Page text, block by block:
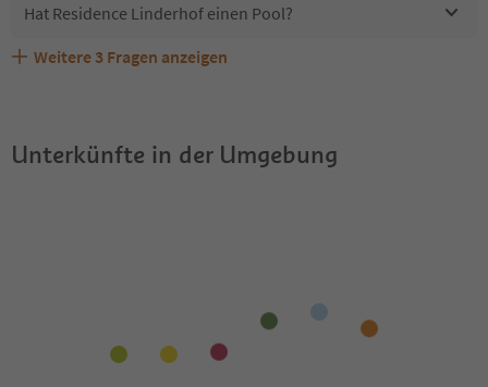
Hat Residence Linderhof einen Pool?
Sind Haustiere in der Unterkunft Residence Linderhof
Welche Services bietet Residence Linderhof?
Erhalten die Gäste von Residence Linderhof einen
Weitere 3 Fragen anzeigen
Unterkünfte in der Umgebung